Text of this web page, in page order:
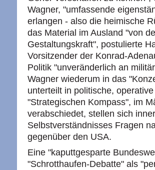
Wagner, "umfassende
erlangen - also die heimische
das Material im Ausland "von
Gestaltungskraft", postulierte
Vorsitzender der Konrad-
Politik "unveränderlich an
Wagner wiederum in das
unterteilt in politische,
"Strategischen Kompass", im
verabschiedet, stellen sich
Selbstverständnisses Fragen
gegenüber den USA.
Eine "kaputtgesparte
"Schrotthaufen-Debatte" als